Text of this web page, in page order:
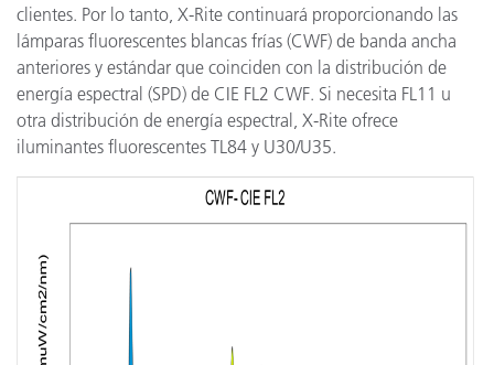
clientes. Por lo tanto, X-Rite continuará proporcionando las
lámparas fluorescentes blancas frías (CWF) de banda ancha
anteriores y estándar que coinciden con la distribución de
energía espectral (SPD) de CIE FL2 CWF. Si necesita FL11 u
otra distribución de energía espectral, X-Rite ofrece
iluminantes fluorescentes TL84 y U30/U35.